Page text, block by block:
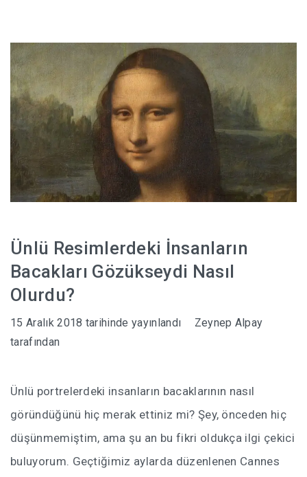
Ünlü Resimlerdeki İnsanların
Bacakları Gözükseydi Nasıl
Olurdu?
15 Aralık 2018 tarihinde yayınlandı
Zeynep Alpay
tarafından
Ünlü portrelerdeki insanların bacaklarının nasıl
göründüğünü hiç merak ettiniz mi? Şey, önceden hiç
düşünmemiştim, ama şu an bu fikri oldukça ilgi çekici
buluyorum. Geçtiğimiz aylarda düzenlenen Cannes